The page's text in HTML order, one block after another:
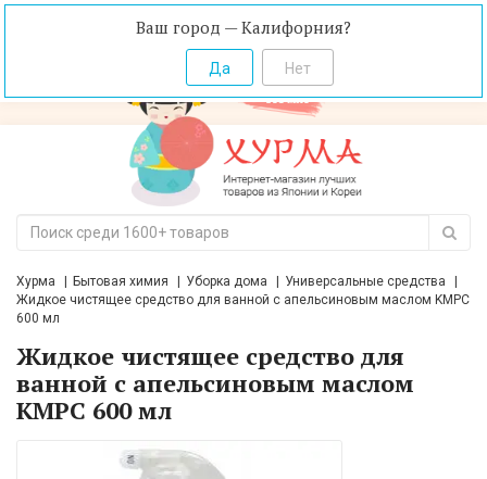
Ваш город — Калифорния?
Хурма Бытовая химия Уборка дома
Универсальные средства
Жидкое чистящее средство для ванной с апельсиновым маслом KMPC
600 мл
Жидкое чистящее средство для
ванной с апельсиновым маслом
KMPC 600 мл